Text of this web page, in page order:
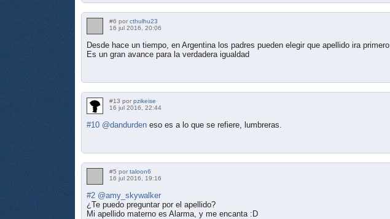
#6 por cthulhu23
16 jul 2016, 20:06
Desde hace un tiempo, en Argentina los padres pueden elegir que apellido ira primero
Es un gran avance para la verdadera igualdad
#13 por pzikeise
16 jul 2016, 22:44
#10 @dandurden eso es a lo que se refiere, lumbreras.
#5 por taloon6
16 jul 2016, 19:16
#2 @amy_skywalker
¿Te puedo preguntar por el apellido?
Mi apellido materno es Alarma, y me encanta :D